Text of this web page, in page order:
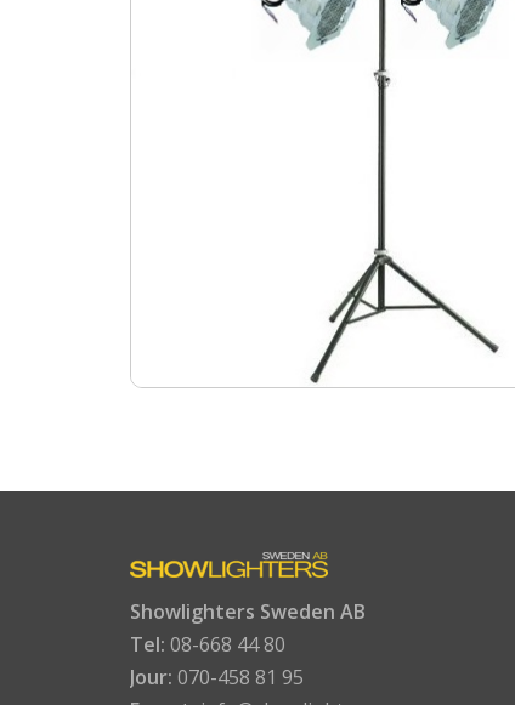
Showlighters Sweden AB
Tel: 08-668 44 80
Jour: 070-458 81 95